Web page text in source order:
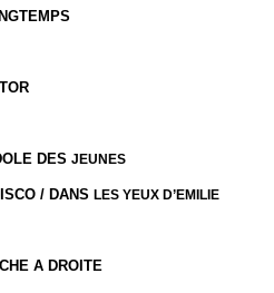
DES JEUNES
/ DANS LES YEUX D’EMILIE
A DROITE